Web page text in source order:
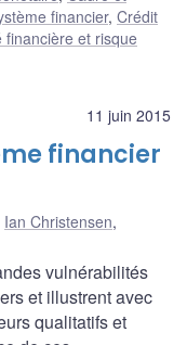
financier, Crédit
financière et risque
11 juin 2015
financier
Ian Christensen,
vulnérabilités
et illustrent avec
qualitatifs et